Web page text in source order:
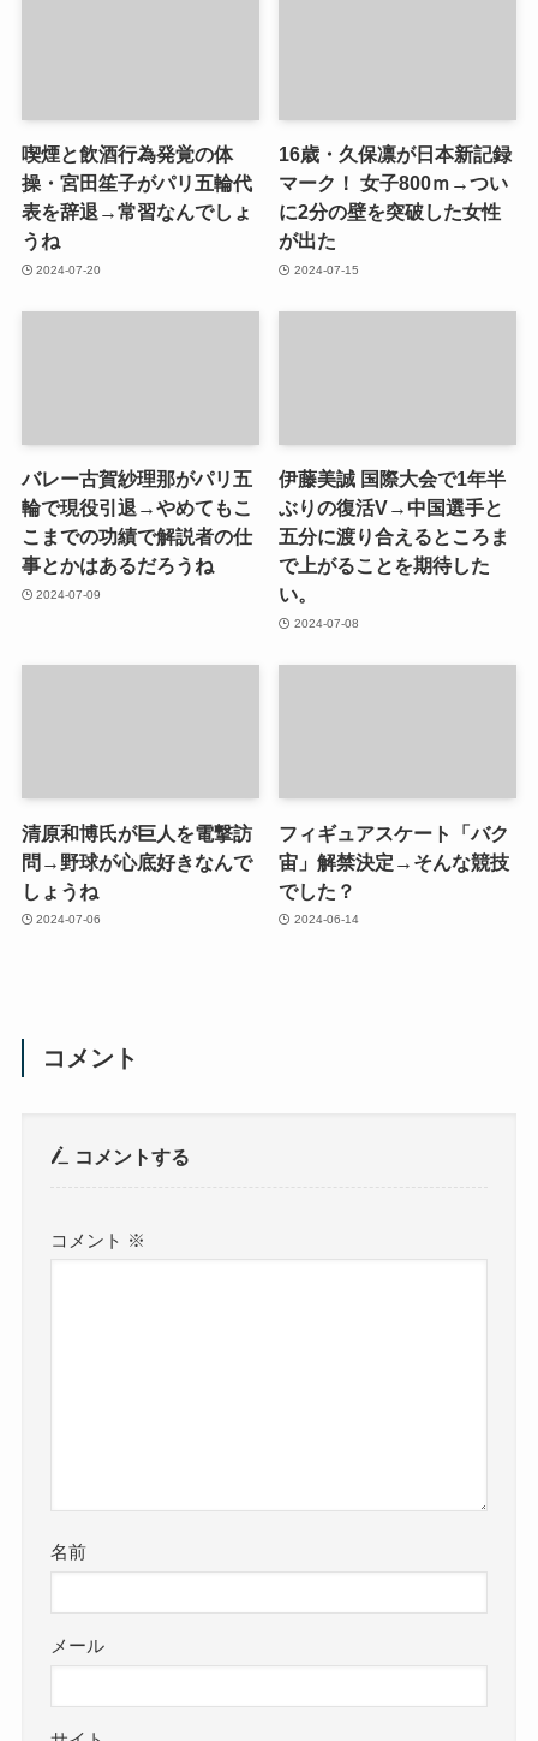
喫煙と飲酒行為発覚の体
操・宮田笙子がパリ五輪代
表を辞退→常習なんでしょ
うね
2024-07-20
16歳・久保凛が日本新記録
マーク！ 女子800ｍ→つい
に2分の壁を突破した女性
が出た
2024-07-15
バレー古賀紗理那がパリ五
輪で現役引退→やめてもこ
こまでの功績で解説者の仕
事とかはあるだろうね
2024-07-09
伊藤美誠 国際大会で1年半
ぶりの復活V→中国選手と
五分に渡り合えるところま
で上がることを期待した
い。
2024-07-08
清原和博氏が巨人を電撃訪
問→野球が心底好きなんで
しょうね
2024-07-06
フィギュアスケート「バク
宙」解禁決定→そんな競技
でした？
2024-06-14
コメント
コメントする
コメント ※
名前
メール